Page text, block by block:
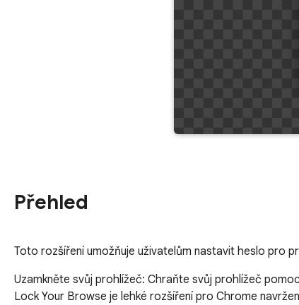
Přehled
Toto rozšíření umožňuje uživatelům nastavit heslo pro
Uzamkněte svůj prohlížeč: Chraňte svůj prohlížeč
Lock Your Browse je lehké rozšíření pro Chrome